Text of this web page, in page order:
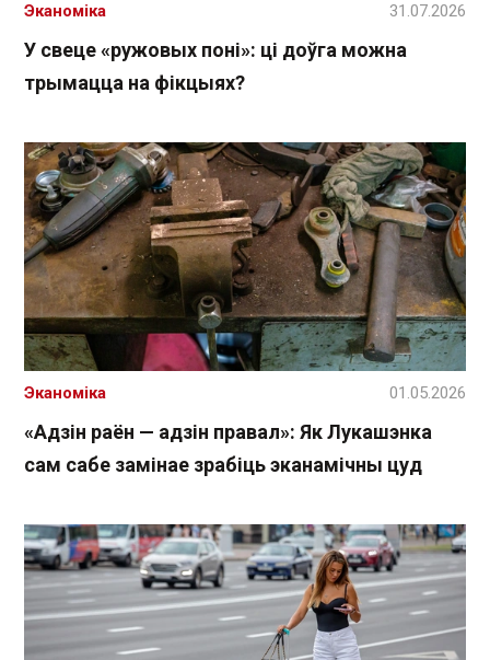
У свеце «ружовых поні»: ці доўга можна
трымацца на фікцыях?
Эканоміка 31.07.2026
«Адзін раён — адзін правал»: Як Лукашэнка
сам сабе замінае зрабіць эканамічны цуд
Эканоміка 01.05.2026